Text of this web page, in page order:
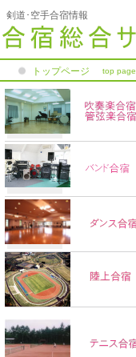
剣道･空手合宿情報
top page
トップページ